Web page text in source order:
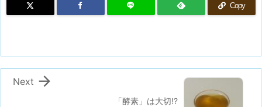
Copy
「酵素」は大切!?

Next